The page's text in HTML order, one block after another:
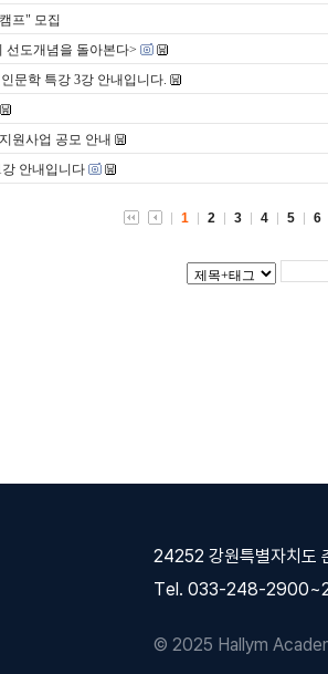
프" 모집
선도개념을 돌아본다>
문학 특강 3강 안내입니다.
원사업 공모 안내
안내입니다
1 2 3 4 5 6
24252 강원특별자치도
Tel. 033-248-
© 2025 Hallym